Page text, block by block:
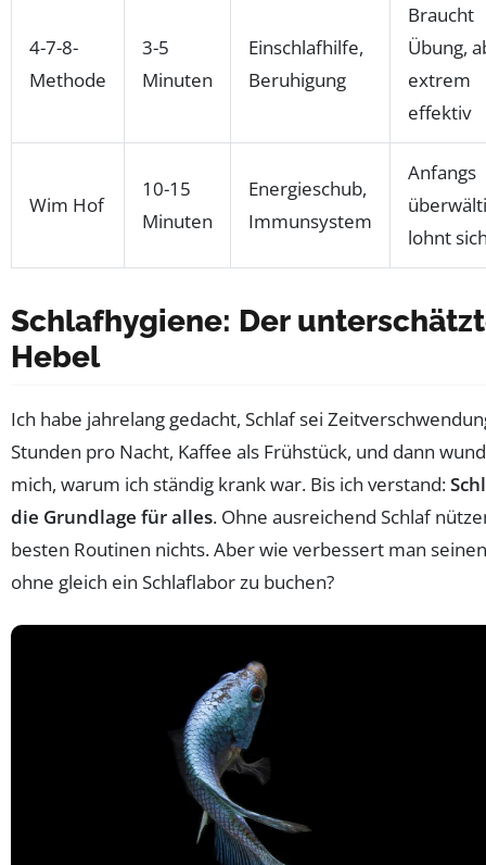
4-7-8-
Methode
3-5
Minuten
Einschlafhilfe,
Beruhigung
Braucht
Übung,
extrem
effektiv
Wim Hof
10-15
Minuten
Energieschub,
Immunsystem
Anfangs
lohnt
Schlafhygiene: Der
Hebel
Ich habe jahrelang gedacht, Schlaf sei
Stunden pro Nacht, Kaffee als Frühstück, und dann
mich, warum ich ständig krank war. Bis ich verstand:
die Grundlage für alles. Ohne ausreichend Schlaf
besten Routinen nichts. Aber wie verbessert man
ohne gleich ein Schlaflabor zu buchen?